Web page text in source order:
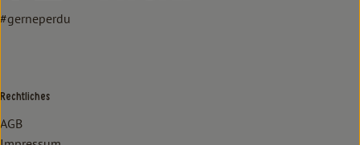
#gerneperdu
Rechtliches
AGB